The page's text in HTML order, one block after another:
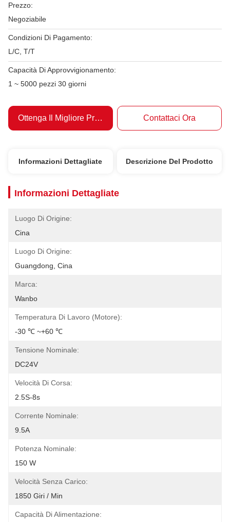
Prezzo:
Negoziabile
Condizioni Di Pagamento:
L/C, T/T
Capacità Di Approvvigionamento:
1 ~ 5000 pezzi 30 giorni
Ottenga Il Migliore Prezzo Contattaci Ora
Informazioni Dettagliate Descrizione Del Prodotto
Informazioni Dettagliate
Luogo Di Origine:
Cina
Luogo Di Origine:
Guangdong, Cina
Marca:
Wanbo
Temperatura Di Lavoro (motore):
-30 ℃ ~+60 ℃
Tensione Nominale:
DC24V
Velocità Di Corsa:
2.5S-8s
Corrente Nominale:
9.5A
Potenza Nominale:
150 W
Velocità Senza Carico:
1850 Giri / Min
Capacità Di Alimentazione: